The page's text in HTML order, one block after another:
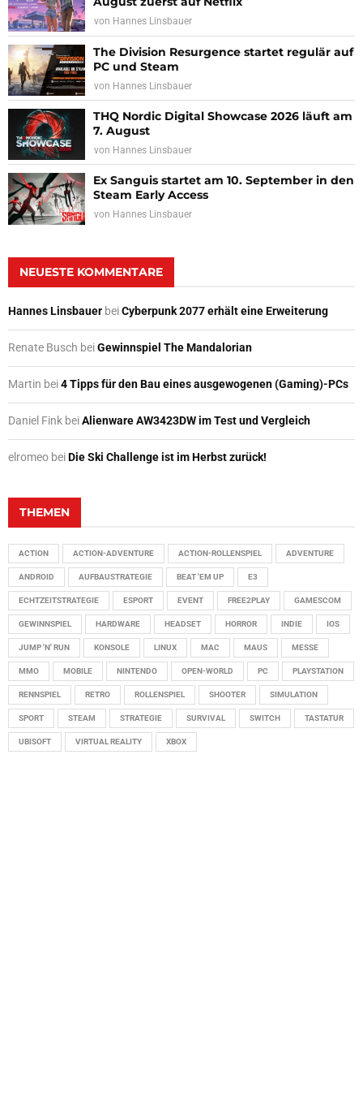
von Hannes Linsbauer
The Division Resurgence startet regulär auf
PC und Steam
von Hannes Linsbauer
THQ Nordic Digital Showcase 2026 läuft am
7. August
von Hannes Linsbauer
Ex Sanguis startet am 10. September in den
Steam Early Access
von Hannes Linsbauer
NEUESTE KOMMENTARE
Hannes Linsbauer beiCyberpunk 2077 erhält eine Erweiterung
Renate Busch beiGewinnspiel The Mandalorian
Martin bei4 Tipps für den Bau eines ausgewogenen (Gaming)-PCs
Daniel Fink beiAlienware AW3423DW im Test und Vergleich
elromeo beiDie Ski Challenge ist im Herbst zurück!
THEMEN
ACTION ACTION-ADVENTURE ACTION-ROLLENSPIEL ADVENTURE
ANDROID AUFBAUSTRATEGIE BEAT 'EM UP E3
ECHTZEITSTRATEGIE ESPORT EVENT FREE2PLAY GAMESCOM
GEWINNSPIEL HARDWARE HEADSET HORROR INDIE IOS
JUMP 'N' RUN KONSOLE LINUX MAC MAUS MESSE
MMO MOBILE NINTENDO OPEN-WORLD PC PLAYSTATION
RENNSPIEL RETRO ROLLENSPIEL SHOOTER SIMULATION
SPORT STEAM STRATEGIE SURVIVAL SWITCH TASTATUR
UBISOFT VIRTUAL REALITY XBOX